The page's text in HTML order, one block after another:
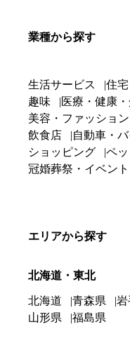
業種から探す
生活サービス 住宅
趣味
医療・健康
美容・ファッション
飲食店
自動車・
ショッピング
ペッ
冠婚葬祭・イベント
エリアから探す
北海道・東北
北海道 青森県 岩
山形県
福島県